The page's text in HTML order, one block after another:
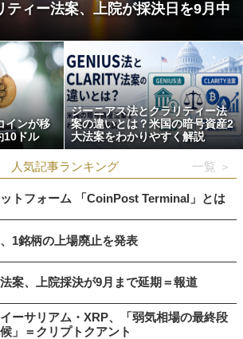
ティー法案、上院が採決日を9月中
インが移
10ドル
ジーニアス法とクラリティー法
案の違いとは？米国の暗号資産2
大法案をわかりやすく解説
人気記事ランキング 一覧 ＞
トフォーム 「CoinPost Terminal」とは
1銘柄の上場廃止を発表
案、上院採決が9月まで延期＝報道
ーサリアム・XRP、「弱気相場の最終段
」＝クリプトクアント